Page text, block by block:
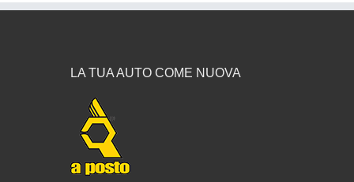
LA TUA AUTO COME NUOVA